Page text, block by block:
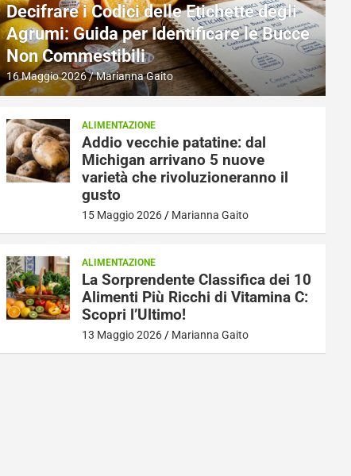
Decifrare i Codici delle Etichette degli
Agrumi: Guida per Identificare le Bucce
Non Commestibili
16 Maggio 2026 Marianna Gaito
ALIMENTAZIONE
Addio vecchie patatine: dal
Michigan arrivano 5 nuove
varietà che rivoluzioneranno il
gusto
15 Maggio 2026 Marianna Gaito
ALIMENTAZIONE
La Sorprendente Classifica dei 10
Alimenti Più Ricchi di Vitamina C:
Scopri l’Ultimo!
13 Maggio 2026 Marianna Gaito